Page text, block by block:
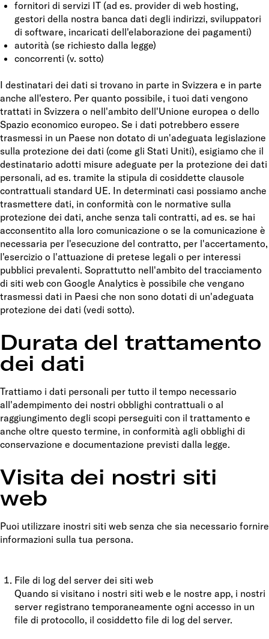
fornitori di servizi IT (ad es. provider di web hosting,
gestori della nostra banca dati degli indirizzi, sviluppatori
di software, incaricati dell'elaborazione dei pagamenti)
autorità (se richiesto dalla legge)
concorrenti (v. sotto)
I destinatari dei dati si trovano in parte in Svizzera e in parte
anche all'estero. Per quanto possibile, i tuoi dati vengono
trattati in Svizzera o nell'ambito dell'Unione europea o dello
Spazio economico europeo. Se i dati potrebbero essere
trasmessi in un Paese non dotato di un'adeguata legislazione
sulla protezione dei dati (come gli Stati Uniti), esigiamo che il
destinatario adotti misure adeguate per la protezione dei dati
personali, ad es. tramite la stipula di cosiddette clausole
contrattuali standard UE. In determinati casi possiamo anche
trasmettere dati, in conformità con le normative sulla
protezione dei dati, anche senza tali contratti, ad es. se hai
acconsentito alla loro comunicazione o se la comunicazione è
necessaria per l'esecuzione del contratto, per l'accertamento,
l'esercizio o l'attuazione di pretese legali o per interessi
pubblici prevalenti. Soprattutto nell'ambito del tracciamento
di siti web con Google Analytics è possibile che vengano
trasmessi dati in Paesi che non sono dotati di un'adeguata
protezione dei dati (vedi sotto).
Durata del trattamento
dei dati
Trattiamo i dati personali per tutto il tempo necessario
all'adempimento dei nostri obblighi contrattuali o al
raggiungimento degli scopi perseguiti con il trattamento e
anche oltre questo termine, in conformità agli obblighi di
conservazione e documentazione previsti dalla legge.
Visita dei nostri siti
web
Puoi utilizzare inostri siti web senza che sia necessario fornire
informazioni sulla tua persona.
File di log del server dei siti web
Quando si visitano i nostri siti web e le nostre app, i nostri
server registrano temporaneamente ogni accesso in un
file di protocollo, il cosiddetto file di log del server.